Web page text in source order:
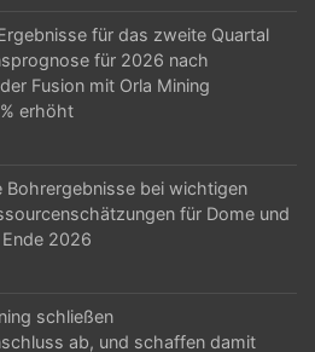
für das zweite Quartal
für 2026 nach
Fusion mit Orla Mining
erhöht
bei wichtigen
für Dome und
2026
schließen
ab, und schaffen damit